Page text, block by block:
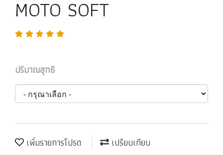
MOTO SOFT
ปริมาณสุทธิ
เพิ่มรายการโปรด
เปรียบเทียบ